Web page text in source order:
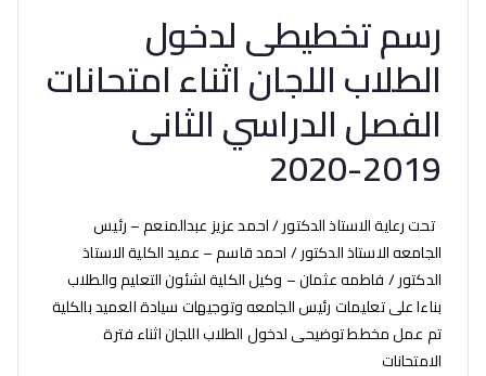
رسم تخطيطى لدخول
الطلاب اللجان اثناء امتحانات
الفصل الدراسي الثانى
2019-2020
تحت رعاية الاستاذ الدكتور / احمد عزيز عبدالمنعم – رئيس
الجامعه الاستاذ الدكتور / احمد قاسم – عميد الكلية الاستاذ
الدكتور / فاطمه عثمان – وكيل الكلية لشئون التعليم والطلاب
بناءا على تعليمات رئيس الجامعه وتوجيهات سيادة العميد بالكلية
تم عمل مخطط توضيحى لدخول الطلاب اللجان اثناء فترة
الامتحانات